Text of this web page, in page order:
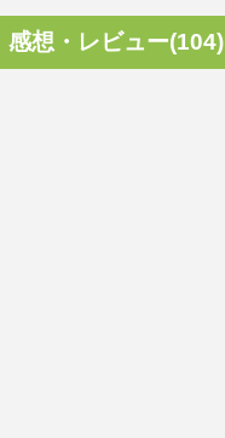
感想・レビュー(104)